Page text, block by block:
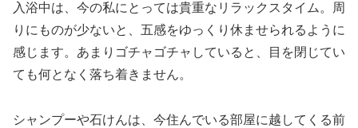
入浴中は、今の私にとっては貴重なリラックスタイム。周
りにものが少ないと、五感をゆっくり休ませられるように
感じます。あまりゴチャゴチャしていると、目を閉じてい
ても何となく落ち着きません。
シャンプーや石けんは、今住んでいる部屋に越してくる前